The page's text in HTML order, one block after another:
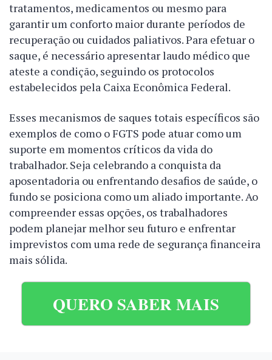
tratamentos, medicamentos ou mesmo para
garantir um conforto maior durante períodos de
recuperação ou cuidados paliativos. Para efetuar o
saque, é necessário apresentar laudo médico que
ateste a condição, seguindo os protocolos
estabelecidos pela Caixa Econômica Federal.
Esses mecanismos de saques totais específicos são
exemplos de como o FGTS pode atuar como um
suporte em momentos críticos da vida do
trabalhador. Seja celebrando a conquista da
aposentadoria ou enfrentando desafios de saúde, o
fundo se posiciona como um aliado importante. Ao
compreender essas opções, os trabalhadores
podem planejar melhor seu futuro e enfrentar
imprevistos com uma rede de segurança financeira
mais sólida.
QUERO SABER MAIS